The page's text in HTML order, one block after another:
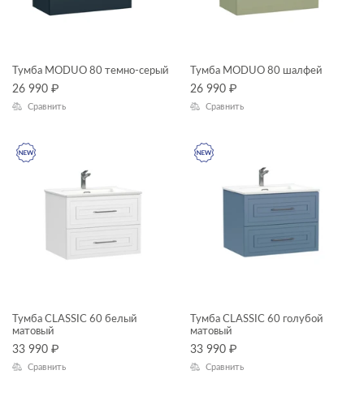
MODUO
COMO
LOUNA
Тумба MODUO 80 темно-серый
26 990 ₽
Сравнить
Тумба MODUO 80 шалфей
26 990 ₽
Сравнить
Тумба CLASSIC 60 белый
матовый
33 990 ₽
Сравнить
Тумба CLASSIC 60 голубой
матовый
33 990 ₽
Сравнить